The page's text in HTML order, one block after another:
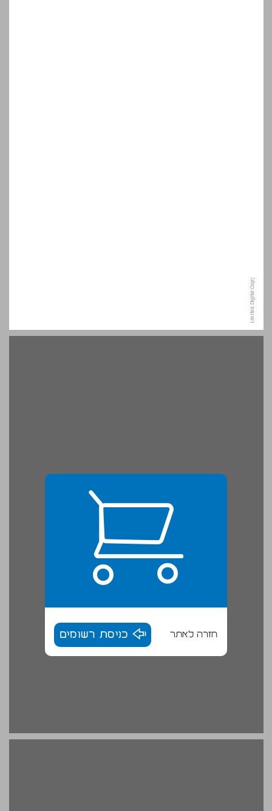
פתיחה - הליכה על קו התפר / יעל זרחי-לבוא ... 15
חזרה לאתר כניסת רשומים